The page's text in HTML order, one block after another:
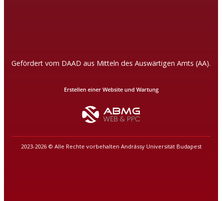
Gefördert vom DAAD aus Mitteln des Auswärtigen Amts (AA).
2023-2026 © Alle Rechte vorbehalten Andrássy Universität Budapest
Erstellen einer Website und Wartung